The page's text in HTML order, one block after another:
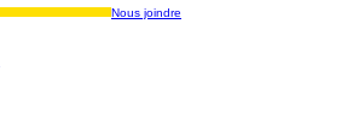
Nous joindre